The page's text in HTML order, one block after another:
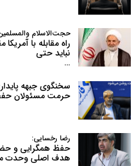
حجت‌الاسلام
راه مقابله با
نباید حتی
…
سخنگوی جبهه
حرمت مسئولان
رضا رخسایی:
حفظ همگرایی و
هدف اصلی وحدت